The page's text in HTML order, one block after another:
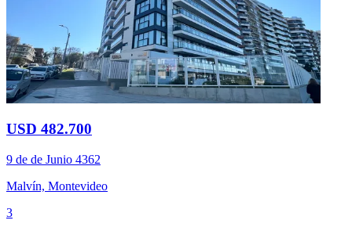
USD 482.700
9 de de Junio 4362
Malvín, Montevideo
3